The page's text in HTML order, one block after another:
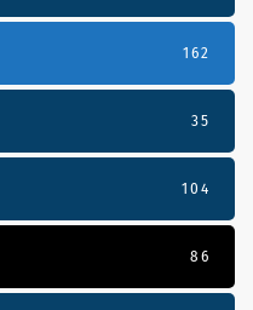
162
35
104
86